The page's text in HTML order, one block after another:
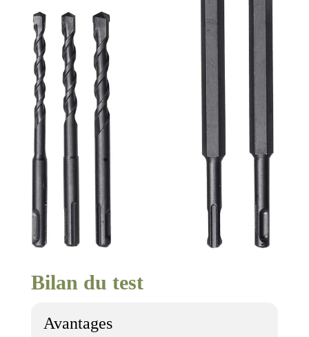
Bilan du test
Avantages